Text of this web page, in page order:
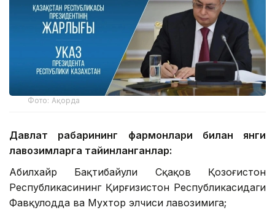
Фото: Ақорда
Давлат раҳбарининг фармонлари билан янги
лавозимларга тайинланганлар:
Абилхайр Бақтибайули Сқақов Қозоғистон
Республикасининг Қирғизистон Республикасидаги
Фавқулодда ва Мухтор элчиси лавозимига;